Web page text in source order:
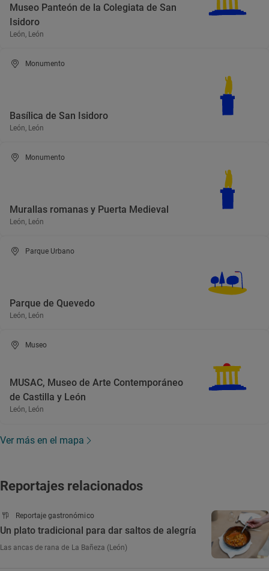
Museo Panteón de la Colegiata de San
Isidoro
León, León
Monumento
Basílica de San Isidoro
León, León
Monumento
Murallas romanas y Puerta Medieval
León, León
Parque Urbano
Parque de Quevedo
León, León
Museo
MUSAC, Museo de Arte Contemporáneo
de Castilla y León
León, León
Ver más en el mapa
Reportajes relacionados
Reportaje gastronómico
Un plato tradicional para dar saltos de alegría
Las ancas de rana de La Bañeza (León)